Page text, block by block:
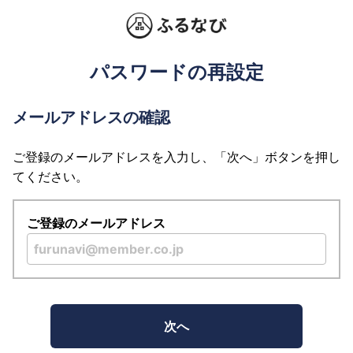
パスワードの再設定
メールアドレスの確認
ご登録のメールアドレスを入力し、「次へ」ボタンを押し
てください。
ご登録のメールアドレス